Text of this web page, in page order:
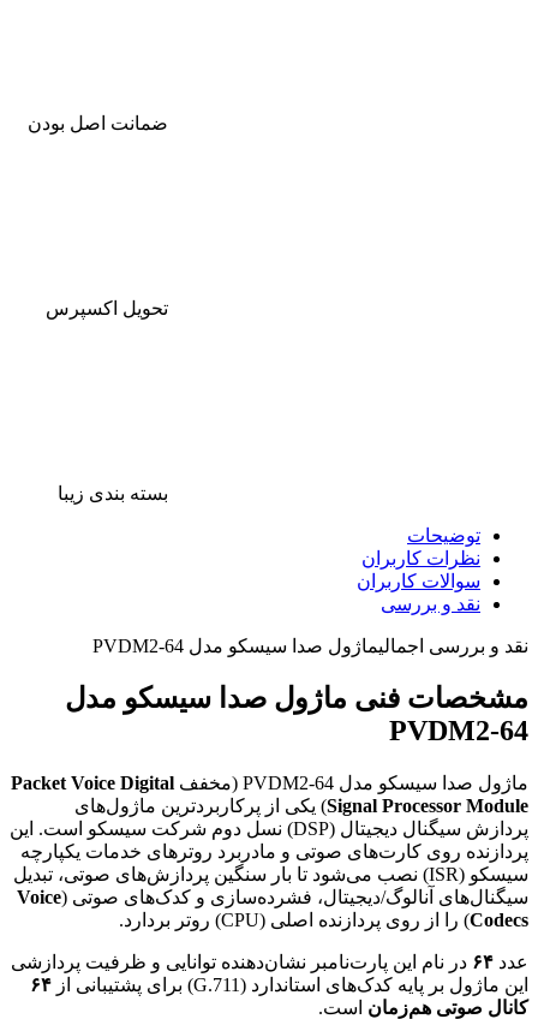
ضمانت اصل بودن
تحویل اکسپرس
بسته بندی زیبا
توضیحات
نظرات کاربران
سوالات کاربران
نقد و بررسی
نقد و بررسی اجمالیماژول صدا سیسکو مدل PVDM2-64
مشخصات فنی ماژول صدا سیسکو مدل
PVDM2-64
ماژول صدا سیسکو مدل PVDM2-64 (مخفف
Packet Voice Digital
Signal Processor Module) یکی از پرکاربردترین ماژول‌های
پردازش سیگنال دیجیتال (DSP) نسل دوم شرکت سیسکو است. این
پردازنده روی کارت‌های صوتی و مادربرد روترهای خدمات یکپارچه
سیسکو (ISR) نصب می‌شود تا بار سنگین پردازش‌های صوتی، تبدیل
سیگنال‌های آنالوگ/دیجیتال، فشرده‌سازی و کدک‌های صوتی (Voice
Codecs) را از روی پردازنده اصلی (CPU) روتر بردارد.
عدد ۶۴ در نام این پارت‌نامبر نشان‌دهنده توانایی و ظرفیت پردازشی
این ماژول بر پایه کدک‌های استاندارد (G.711) برای پشتیبانی از
۶۴
کانال صوتی هم‌زمان است.